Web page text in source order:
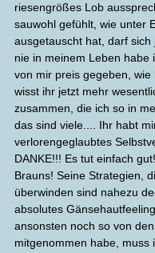
riesengrößes Lob
sauwohl gefühlt, wie unter
ausgetauscht hat, darf
nie in meinem Leben habe
von mir preis gegeben,
wisst ihr jetzt mehr
zusammen, die ich so in
das sind viele.... Ihr habt
verlorengeglaubtes
DANKE!!! Es tut einfach
Brauns! Seine Strategien,
überwinden sind nahezu
absolutes
ansonsten noch so von
mitgenommen habe, muss